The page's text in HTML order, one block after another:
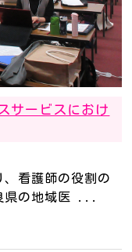
サービスにおけ
看護師の役割の
県の地域医 ...